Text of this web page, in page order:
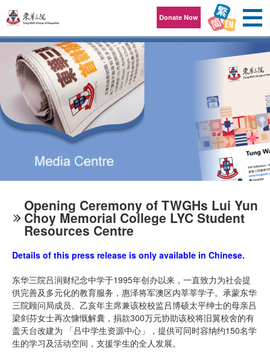
Donate Now
Opening Ceremony of TWGHs Lui Yun
Choy Memorial College LYC Student
Resources Centre
Details of this press release is only available in Chinese.
东华三院吕润财纪念中学于1995年创办以来，一直致力为社会提
供完善及多元化的教育服务，惠泽将军澳区内莘莘学子。承蒙东华
三院顾问局成员、乙亥年主席兼该校校监吕博硕太平绅士的母亲吕
梁剑芬女士再次慷慨解囊，捐款300万元协助该校将旧翼校舍的有
盖天台改建为 「吕中学生资源中心」，提供可同时容纳约150名学
生的学习及活动空间，支援学生的全人发展。